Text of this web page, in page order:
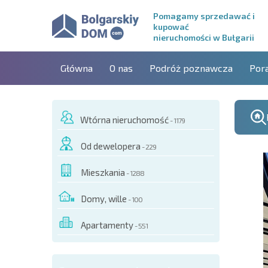
Pomagamy sprzedawać i
kupować
nieruchomości w Bułgarii
Główna O nas Podróż poznawcza
Wtórna nieruchomość - 1179
Od dewelopera - 229
Mieszkania - 1288
Domy, wille - 100
Apartamenty - 551
TYM OBIEKCIE